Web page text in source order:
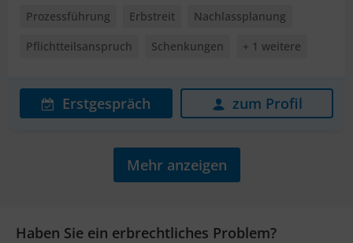
Prozessführung Erbstreit
Nachlassplanung
Pflichtteilsanspruch
Schenkungen + 1 weitere
Erstgespräch zum Profil
Mehr anzeigen
Haben Sie ein erbrechtliches Problem?